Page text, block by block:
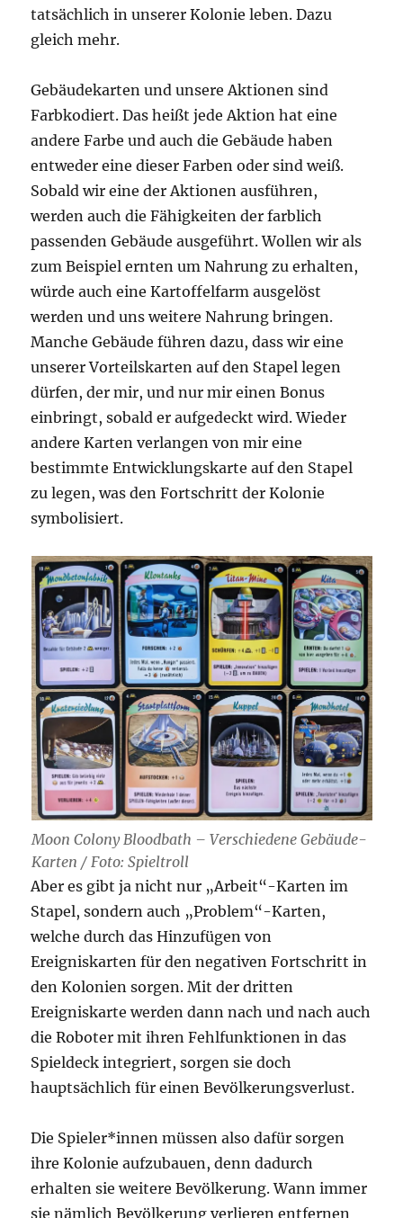
tatsächlich in unserer Kolonie leben. Dazu
gleich mehr.
Gebäudekarten und unsere Aktionen sind
Farbkodiert. Das heißt jede Aktion hat eine
andere Farbe und auch die Gebäude haben
entweder eine dieser Farben oder sind weiß.
Sobald wir eine der Aktionen ausführen,
werden auch die Fähigkeiten der farblich
passenden Gebäude ausgeführt. Wollen wir als
zum Beispiel ernten um Nahrung zu erhalten,
würde auch eine Kartoffelfarm ausgelöst
werden und uns weitere Nahrung bringen.
Manche Gebäude führen dazu, dass wir eine
unserer Vorteilskarten auf den Stapel legen
dürfen, der mir, und nur mir einen Bonus
einbringt, sobald er aufgedeckt wird. Wieder
andere Karten verlangen von mir eine
bestimmte Entwicklungskarte auf den Stapel
zu legen, was den Fortschritt der Kolonie
symbolisiert.
Moon Colony Bloodbath – Verschiedene Gebäude-
Karten / Foto: Spieltroll
Aber es gibt ja nicht nur „Arbeit“-Karten im
Stapel, sondern auch „Problem“-Karten,
welche durch das Hinzufügen von
Ereigniskarten für den negativen Fortschritt in
den Kolonien sorgen. Mit der dritten
Ereigniskarte werden dann nach und nach auch
die Roboter mit ihren Fehlfunktionen in das
Spieldeck integriert, sorgen sie doch
hauptsächlich für einen Bevölkerungsverlust.
Die Spieler*innen müssen also dafür sorgen
ihre Kolonie aufzubauen, denn dadurch
erhalten sie weitere Bevölkerung. Wann immer
sie nämlich Bevölkerung verlieren entfernen